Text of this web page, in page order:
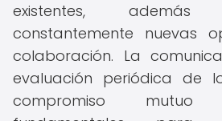
existentes,
constantemente nuevas
colaboración. La
evaluación periódica de
compromiso